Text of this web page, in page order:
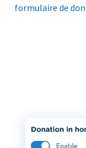
formulaire de don